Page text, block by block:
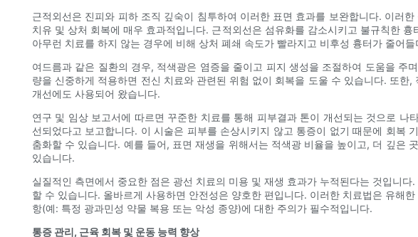
근적외선은 진피와 피하 조직 깊숙이 침투하여 이러한 표면 효과를 보완합니다. 이러
치유 및 상처 회복에 매우 효과적입니다. 근적외선은 섬유화를 감소시키고 불규칙한
아무런 치료를 하지 않는 경우에 비해 상처 폐쇄 속도가 빨라지고 비후성 흉터가 줄어
여드름과 같은 질환의 경우, 적색광은 염증을 줄이고 피지 생성을 조절하여 도움을
량을 신중하게 적용하면 전신 치료와 관련된 위험 없이 회복을 도울 수 있습니다. 또
개선에도 사용되어 왔습니다.
연구 및 임상 보고서에 따르면 꾸준한 치료를 통해 피부결과 톤이 개선되는 것으로
선되었다고 보고합니다. 이 시술은 피부를 손상시키지 않고 통증이 없기 때문에 회복
춤화할 수 있습니다. 예를 들어, 표면 재생을 위해서는 적색광 비율을 높이고, 더 깊은
있습니다.
실질적인 측면에서 중요한 점은 광선 치료의 미용 및 재생 효과가 누적된다는 것입니
할 수 있습니다. 올바르게 사용하면 안전성은 양호한 편입니다. 이러한 치료법은 유해
항(예: 특정 광과민성 약물 복용 또는 악성 종양)에 대한 주의가 필수적입니다.
통증 관리, 근육 회복 및 운동 능력 향상